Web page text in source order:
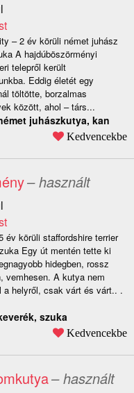
– 2 év körüli német juhász
A hajdúböszörményi
telepről került
Eddig életét egy
töltötte, borzalmas
között, ahol – társ...
juhászkutya, kan
Kedvencekbe
– használt
év körüli staffordshire terrier
Egy út mentén tette ki
hidegben, rossz
vemhesen. A kutya nem
a helyről, csak várt és várt.. .
szuka
Kedvencekbe
– használt